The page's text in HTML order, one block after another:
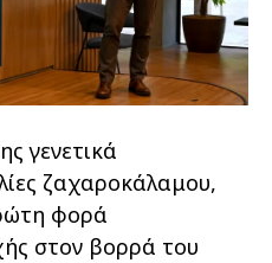
γενετικά
ζαχαροκάλαμου,
φορά
στον βορρά του